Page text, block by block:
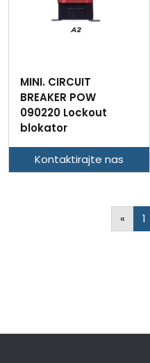
MINI. CIRCUIT
BREAKER POW
090220 Lockout
blokator
Kontaktirajte nas
« 1